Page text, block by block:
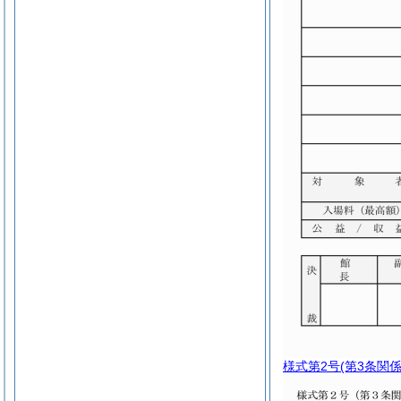
様式第2号(第3条関